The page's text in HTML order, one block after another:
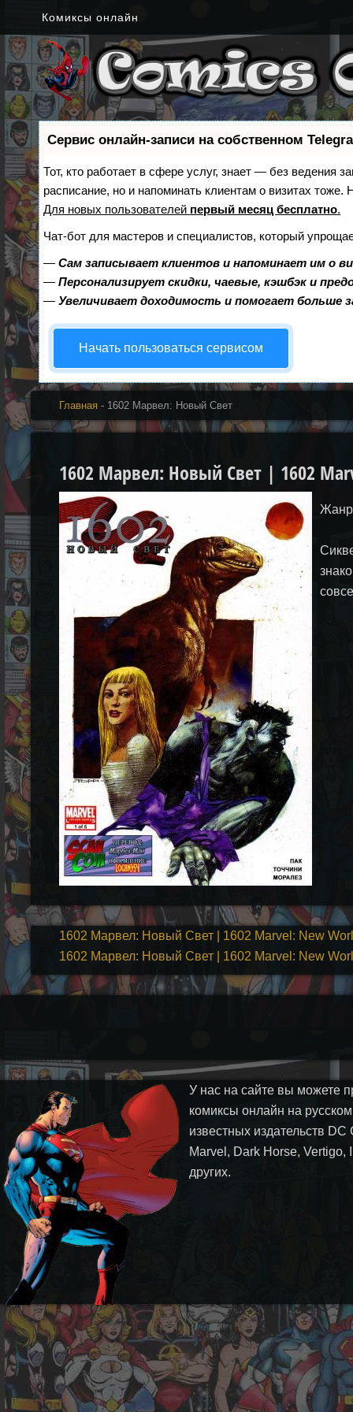
Комиксы онлайн
Сервис онлайн-записи на собственном
Тот, кто работает в сфере услуг, знает — без ведения
расписание, но и напоминать клиентам о визитах
Для новых пользователей первый месяц бесплатно.
Чат-бот для мастеров и специалистов, который
—Сам записывает клиентов и напоминает им о
—Персонализирует скидки, чаевые, кэшбэк и
—Увеличивает доходимость и помогает больше
Начать пользоваться сервисом
Главная - 1602 Марвел: Новый Свет
1602 Марвел: Новый Свет | 1602
1602 Марвел: Новый Свет | 1602 Marvel: New
1602 Марвел: Новый Свет | 1602 Marvel: New
У нас на сайте вы можете
комиксы онлайн на
известных издательств DC
Marvel, Dark Horse, Vertigo,
других.